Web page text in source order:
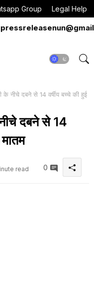
Group Legal Help
के नीचे दबने से 14 वर्षीय बच्चे की हुई
दबने से 14
read 0